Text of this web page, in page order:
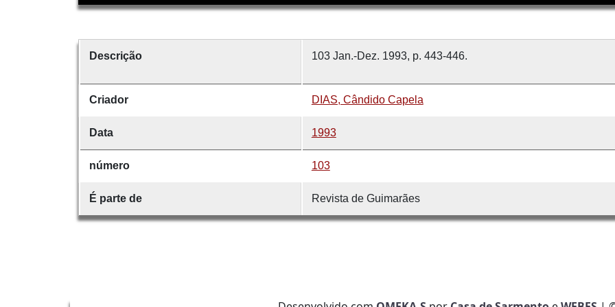
Descrição 103 Jan.-Dez. 1993, p. 443-446.
Criador DIAS, Cândido Capela
Data 1993
número 103
É parte de Revista de Guimarães